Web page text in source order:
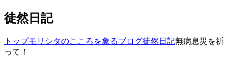
徒然日記
トップモリシタの​こころを​象る​ブログ徒然日記無病息災を祈
って！